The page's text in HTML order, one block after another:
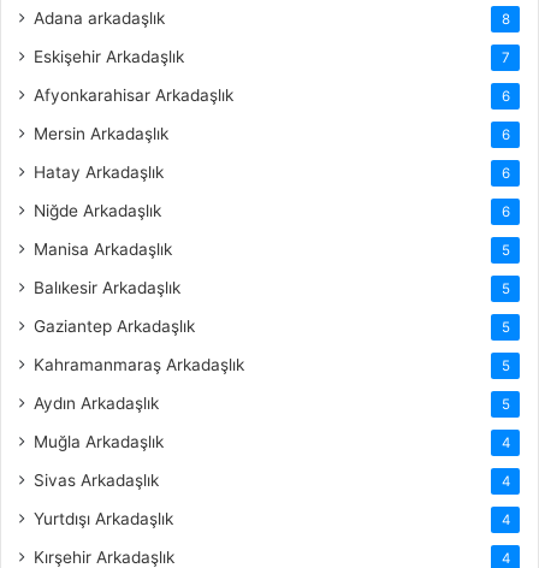
Adana arkadaşlık 8
Eskişehir Arkadaşlık 7
Afyonkarahisar Arkadaşlık 6
Mersin Arkadaşlık 6
Hatay Arkadaşlık 6
Niğde Arkadaşlık 6
Manisa Arkadaşlık 5
Balıkesir Arkadaşlık 5
Gaziantep Arkadaşlık 5
Kahramanmaraş Arkadaşlık 5
Aydın Arkadaşlık 5
Muğla Arkadaşlık 4
Sivas Arkadaşlık 4
Yurtdışı Arkadaşlık 4
Kırşehir Arkadaşlık 4